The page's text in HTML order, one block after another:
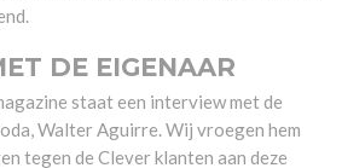
DE EIGENAAR
staat een interview met de
Walter Aguirre. Wij vroegen hem
tegen de Clever klanten aan deze